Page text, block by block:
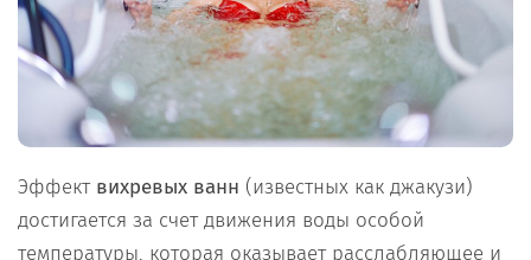
Эффект вихревых ванн (известных как джакузи)
достигается за счет движения воды особой
температуры, которая оказывает расслабляющее и